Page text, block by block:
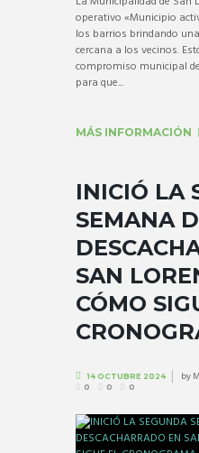
operativo «Municipio
los barrios brindando
cercana a los vecinos.
compromiso municipal
para que...
MÁS INFORMACIÓN
INICIÓ LA
SEMANA
SAN
CÓMO
14 OCTUBRE 2024 by
0 0 0